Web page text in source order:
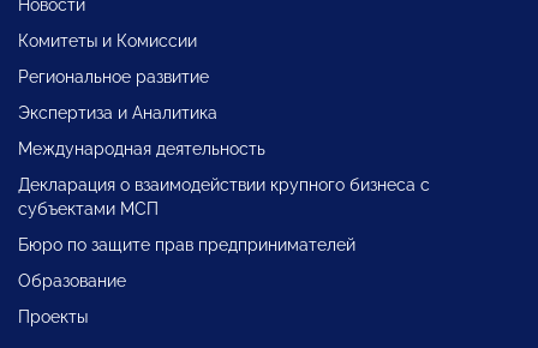
Новости
Комитеты и Комиссии
Региональное развитие
Экспертиза и Аналитика
Международная деятельность
Декларация о взаимодействии крупного бизнеса с
субъектами МСП
Бюро по защите прав предпринимателей
Образование
Проекты